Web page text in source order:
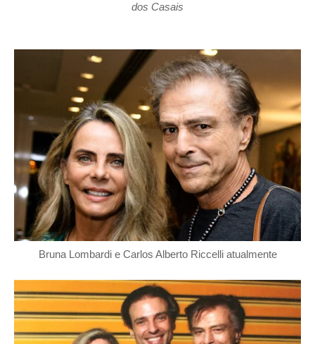
dos Casais
Bruna Lombardi e Carlos Alberto Riccelli atualmente